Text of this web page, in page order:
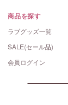
商品を探す
ラブグッズ一覧
SALE(セール品)
会員ログイン